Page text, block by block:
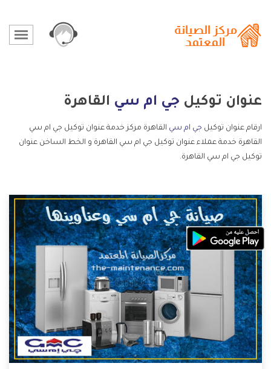
عنوان توكيل جي ام سي القاهرة
ارقام عنوان توكيل جي ام سي القاهرة مركز خدمة عنوان توكيل جي ام سي
القاهرة خدمة عملاء عنوان توكيل جي ام سي القاهرة و الخط الساخن عنوان
توكيل جي ام سي القاهرة.